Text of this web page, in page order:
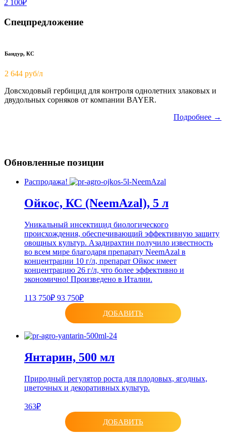
2 100₽
Спецпредложение
Бандур, КС
2 644 руб/л
Довсходовый гербицид для контроля однолетних злаковых и
двудольных сорняков от компании BAYER.
Подробнее →
Обновленные позиции
Распродажа!
Ойкос, КС (NeemAzal), 5 л
Уникальный инсектицид биологического
происхождения, обеспечивающий эффективную защиту
овощных культур. Азадирахтин получило известность
во всем мире благодаря препарату NeemAzal в
концентрации 10 г/л, препарат Ойкос имеет
концентрацию 26 г/л, что более эффективно и
экономично! Произведено в Италии.
113 750₽ 93 750₽
ДОБАВИТЬ
Янтарин, 500 мл
Природный регулятор роста для плодовых, ягодных,
цветочных и декоративных культур.
363₽
ДОБАВИТЬ